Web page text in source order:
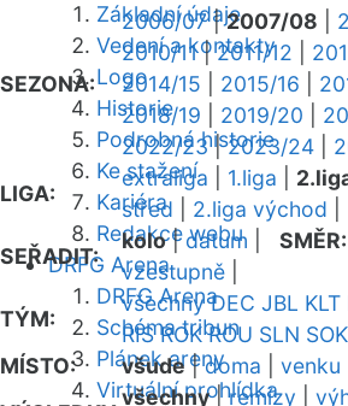
Základní údaje
Vedení a kontakty
Logo
Historie
Podrobná historie
Ke stažení
Kariéra
Redakce webu
DRFG Arena
DRFG Arena
Schéma tribun
Plánek areny
Virtuální prohlídka
SEZONA:
2006/07|2007/08
2010/11|2011/12
2014/15
2015/16
2018/19
2019/20
2022/23|2023/24
LIGA:
extraliga 1.liga
střed
2.liga východ
SEŘADIT:
kolo|datum SMĚR:
vzestupně
TÝM:
všechny DEC JBL KLT
RIS ROK ROU SLN SOK
MÍSTO:
všude|doma venku
všechny|remízy